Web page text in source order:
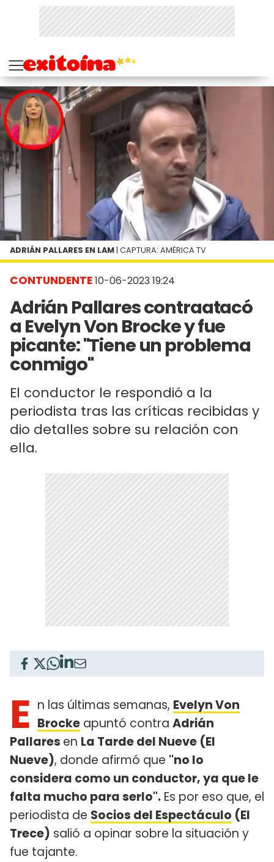
CONTUNDENTE10-06-2023 19:24
Adrián Pallares contraatacó
a Evelyn Von Brocke y fue
picante: "Tiene un problema
conmigo"
El conductor le respondió a la
periodista tras las críticas recibidas y
dio detalles sobre su relación con
ella.
ADRIÁN PALLARES EN LAM | CAPTURA: AMÉRICA TV
E n las últimas semanas, Evelyn Von
Brocke apuntó contra Adrián
Pallares en La Tarde del Nueve (El
Nueve), donde afirmó que "no lo
considera como un conductor, ya que le
falta mucho para serlo". Es por eso que, el
periodista de Socios del Espectáculo (El
Trece) salió a opinar sobre la situación y
fue tajante.